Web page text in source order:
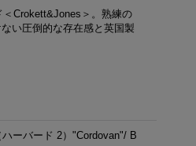
Crokett&Jones＞。熟練の
い圧倒的な存在感と英国製
ーバード 2）"Cordovan"/ B